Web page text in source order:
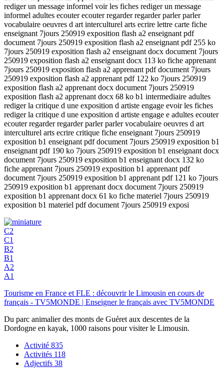
rediger un message informel voir les fiches rediger un message
informel adultes ecouter ecouter regarder regarder parler parler
vocabulaire oeuvres d art interculturel arts ecrire lettre carte fiche
enseignant 7jours 250919 exposition flash a2 enseignant pdf
document 7jours 250919 exposition flash a2 enseignant pdf 255 ko
7jours 250919 exposition flash a2 enseignant docx document 7jours
250919 exposition flash a2 enseignant docx 113 ko fiche apprenant
7jours 250919 exposition flash a2 apprenant pdf document 7jours
250919 exposition flash a2 apprenant pdf 122 ko 7jours 250919
exposition flash a2 apprenant docx document 7jours 250919
exposition flash a2 apprenant docx 68 ko b1 intermediaire adultes
rediger la critique d une exposition d artiste engage evoir les fiches
rediger la critique d une exposition d artiste engage e adultes ecouter
ecouter regarder regarder parler parler vocabulaire oeuvres d art
interculturel arts ecrire critique fiche enseignant 7jours 250919
exposition b1 enseignant pdf document 7jours 250919 exposition b1
enseignant pdf 190 ko 7jours 250919 exposition b1 enseignant docx
document 7jours 250919 exposition b1 enseignant docx 132 ko
fiche apprenant 7jours 250919 exposition b1 apprenant pdf
document 7jours 250919 exposition b1 apprenant pdf 121 ko 7jours
250919 exposition b1 apprenant docx document 7jours 250919
exposition b1 apprenant docx 61 ko fiche materiel 7jours 250919
exposition b1 materiel pdf document 7jours 250919 exposi
C2
C1
B2
B1
A2
A1
Tourisme en France et FLE : découvrir le Limousin en cours de
français - TV5MONDE | Enseigner le français avec TV5MONDE
Du parc animalier des monts de Guéret aux descentes de la
Dordogne en kayak, 1000 raisons pour visiter le Limousin.
Activité 835
Activités 118
Adjectifs 38